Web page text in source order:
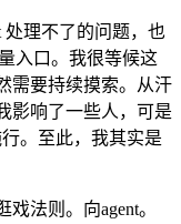
理不了的问题，也
入口。我很等候这
需要持续摸索。从汗
影响了一些人，可是
。至此，我其实是
法则。向agent。